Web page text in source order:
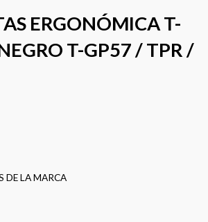
ERGONÓMICA T-
T-GP57 / TPR /
DE LA MARCA